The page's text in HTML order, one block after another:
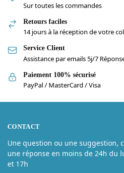
Sur toutes les commandes
Retours faciles
14 jours à la réception de votre
Service Client
Assistance par emails 5j/7
Paiement 100% sécurisé
PayPal / MasterCard / Visa
CONTACT
Une question ou une suggestion,
une réponse en moins de 24h du
et 17h